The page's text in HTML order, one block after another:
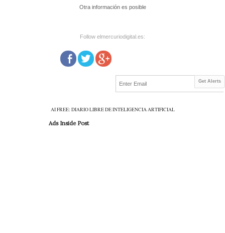
Otra información es posible
Follow elmercuriodigital.es:
Get Alerts
AI FREE: DIARIO LIBRE DE INTELIGENCIA ARTIFICIAL
Ads Inside Post